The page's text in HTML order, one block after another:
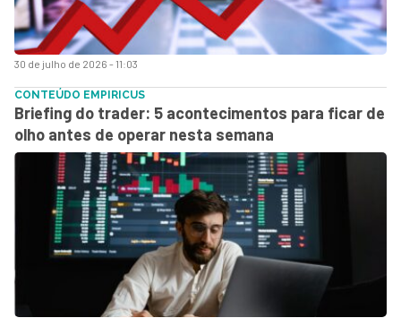
30 de julho de 2026 - 11:03
CONTEÚDO EMPIRICUS
Briefing do trader: 5 acontecimentos para ficar de
olho antes de operar nesta semana